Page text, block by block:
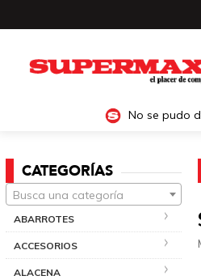
No se pudo
CATEGORÍAS
Busca una categoría
ABARROTES
ACCESORIOS
ALACENA